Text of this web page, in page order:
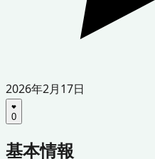
2026年2月17日
0
基本情報